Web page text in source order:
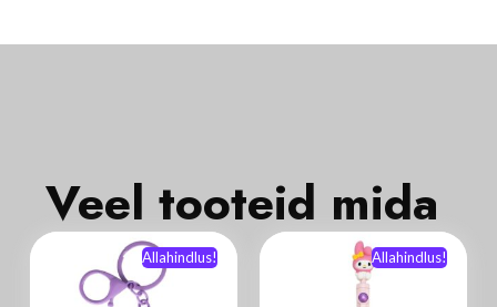
Veel tooteid mida
Allahindlus! Allahindlus!